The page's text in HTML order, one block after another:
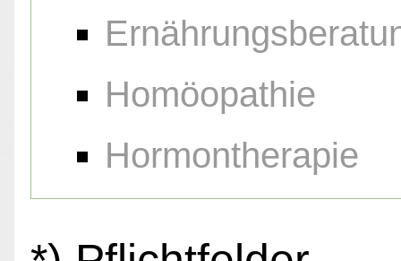
Homöopathie
Hormontherapie